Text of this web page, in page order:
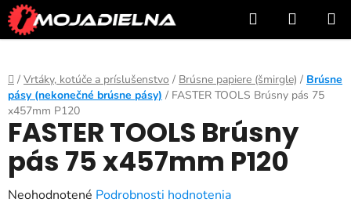
Prejsť
na
obsah
Hľadať
KOŠÍK
Domov
/ Vrtáky, kotúče a príslušenstvo / Brúsne papiere (šmirgle) / Brúsne
pásy (nekonečné brúsne pásy) / FASTER TOOLS Brúsny pás 75
x457mm P120
FASTER TOOLS Brúsny
pás 75 x457mm P120
Priemerné
Neohodnotené Podrobnosti hodnotenia